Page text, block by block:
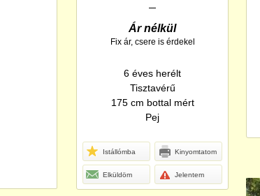
Ár nélkül
Fix ár, csere is érdekel
6 éves herélt
Tisztavérű
175 cm bottal mért
Pej
Istállómba Kinyomtatom
Elküldöm Jelentem